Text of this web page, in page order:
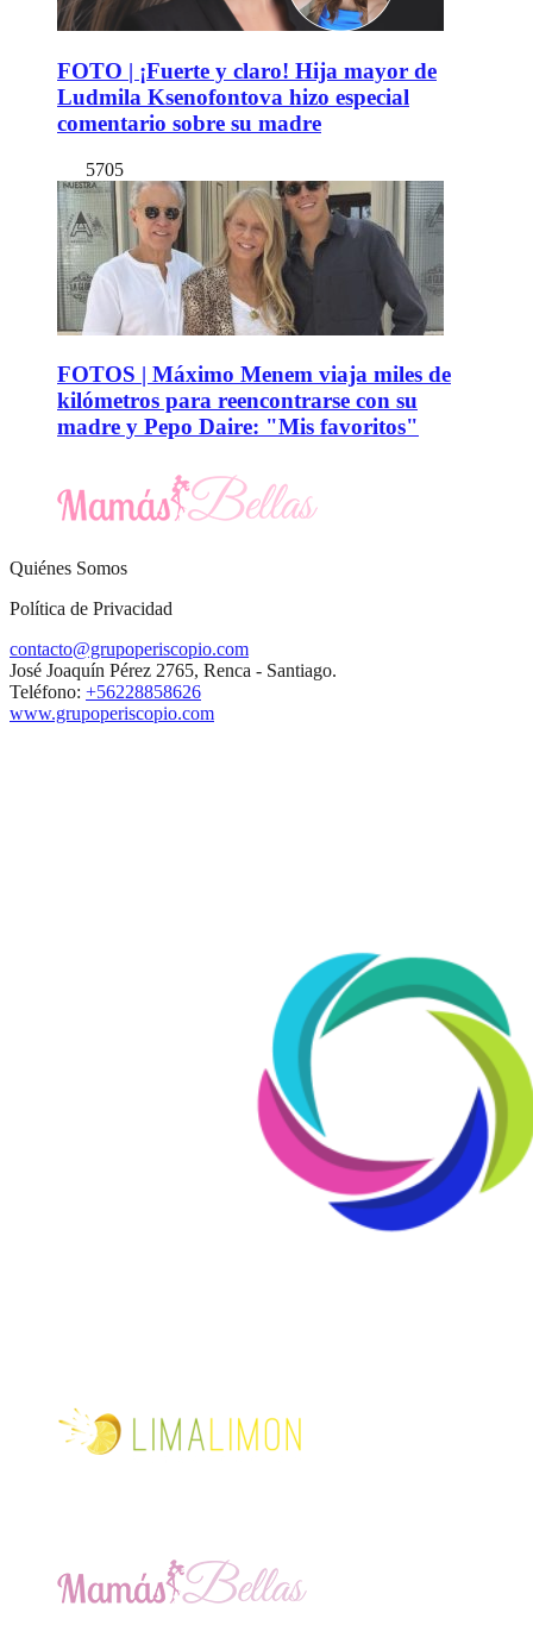
FOTO | ¡Fuerte y claro! Hija mayor de
Ludmila Ksenofontova hizo especial
comentario sobre su madre
5705
FOTOS | Máximo Menem viaja miles de
kilómetros para reencontrarse con su
madre y Pepo Daire: "Mis favoritos"
Quiénes Somos
Política de Privacidad
contacto@grupoperiscopio.com
José Joaquín Pérez 2765, Renca - Santiago.
Teléfono: +56228858626
www.grupoperiscopio.com